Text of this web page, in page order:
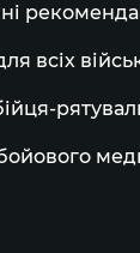
всіх